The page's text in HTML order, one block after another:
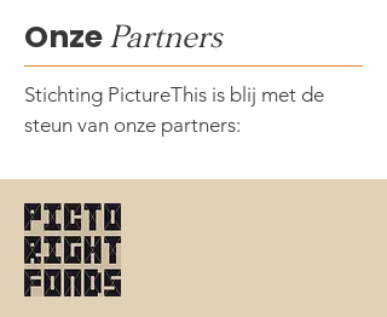
Onze Partners
Stichting PictureThis is blij met de
steun van onze partners: